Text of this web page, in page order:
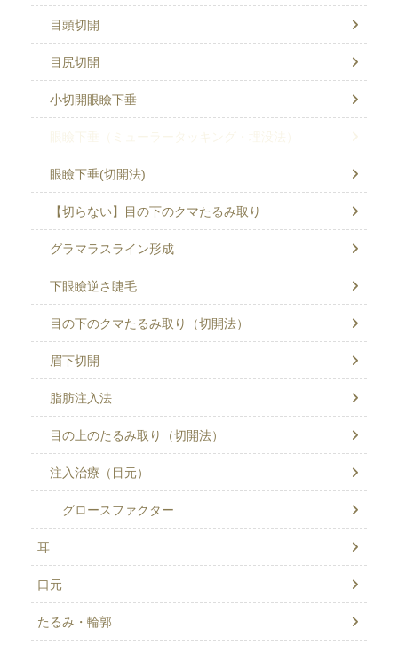
目頭切開
目尻切開
小切開眼瞼下垂
眼瞼下垂（ミューラータッキング・埋没法）
眼瞼下垂(切開法)
【切らない】目の下のクマたるみ取り
グラマラスライン形成
下眼瞼逆さ睫毛
目の下のクマたるみ取り（切開法）
眉下切開
脂肪注入法
目の上のたるみ取り（切開法）
注入治療（目元）
グロースファクター
耳
口元
たるみ・輪郭